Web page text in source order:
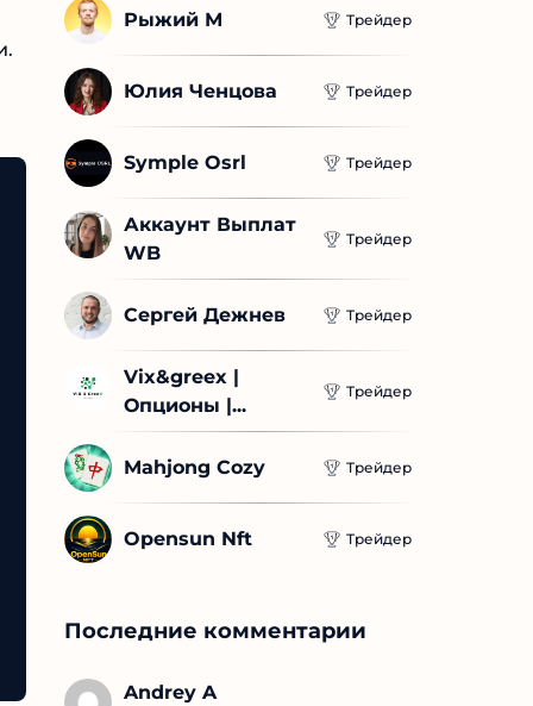
Рыжий М Трейдер
Юлия Ченцова Трейдер
Symple Osrl Трейдер
Аккаунт Выплат
WB
Трейдер
Сергей Дежнев Трейдер
Vix&greex |
Опционы |...
Трейдер
Mahjong Cozy Трейдер
Opensun Nft Трейдер
Последние комментарии
Andrey A